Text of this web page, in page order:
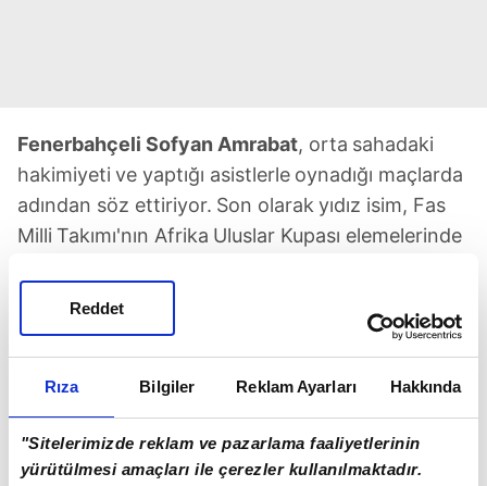
Rıza Bilgiler Reklam Ayarları Hakkında
"Sitelerimizde reklam ve pazarlama faaliyetlerinin
yürütülmesi amaçları ile çerezler kullanılmaktadır.
Reddet
Fenerbahçeli Sofyan Amrabat, orta sahadaki
hakimiyeti ve yaptığı asistlerle oynadığı maçlarda
adından söz ettiriyor. Son olarak yıdız isim, Fas
Milli Takımı'nın Afrika Uluslar Kupası elemelerinde
adeta
hayran bıraktı.Öte yandan tecrübeliorta sahanın
Sarı-Lacivertlitakım ve milli formayla
çıktığı son
6 mücadelede2 gol ve 2asisti bulunuyor.